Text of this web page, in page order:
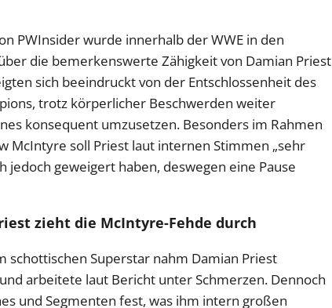
PWInsider wurde innerhalb der WWE in den
die bemerkenswerte Zähigkeit von Damian Priest
sich beeindruckt von der Entschlossenheit des
trotz körperlicher Beschwerden weiter
konsequent umzusetzen. Besonders im Rahmen
McIntyre soll Priest laut internen Stimmen „sehr
jedoch geweigert haben, deswegen eine Pause
zieht die McIntyre-Fehde durch
schottischen Superstar nahm Damian Priest
arbeitete laut Bericht unter Schmerzen. Dennoch
und Segmenten fest, was ihm intern großen